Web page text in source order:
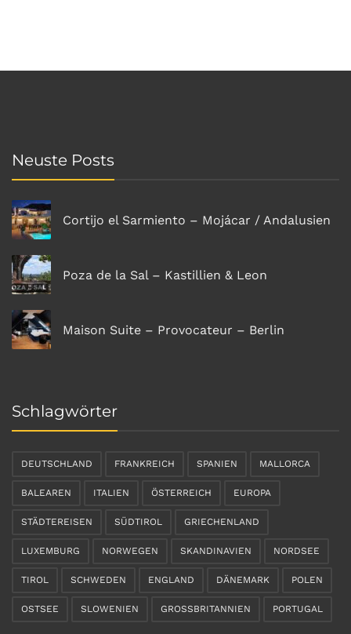
Neuste Posts
Cortijo el Sarmiento – Mojácar / Andalusien
Poza de la Sal – Kastillien & Leon
Maison Suite – Provocateur – Berlin
Schlagwörter
DEUTSCHLAND FRANKREICH SPANIEN MALLORCA
BALEAREN ITALIEN ÖSTERREICH EUROPA
STÄDTEREISEN SÜDTIROL GRIECHENLAND
LUXEMBURG NORWEGEN SKANDINAVIEN NORDSEE
TIROL SCHWEDEN ENGLAND DÄNEMARK POLEN
OSTSEE SLOWENIEN GROSSBRITANNIEN PORTUGAL